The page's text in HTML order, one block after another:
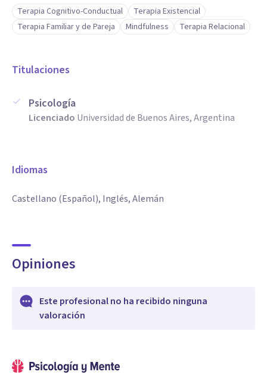
Terapia Cognitivo-Conductual
Terapia Existencial
Terapia Familiar y de Pareja
Mindfulness Terapia Relacional
Titulaciones
Psicología
Licenciado Universidad de Buenos Aires, Argentina
Idiomas
Castellano (Español), Inglés, Alemán
Opiniones
Este profesional no ha recibido ninguna
valoración